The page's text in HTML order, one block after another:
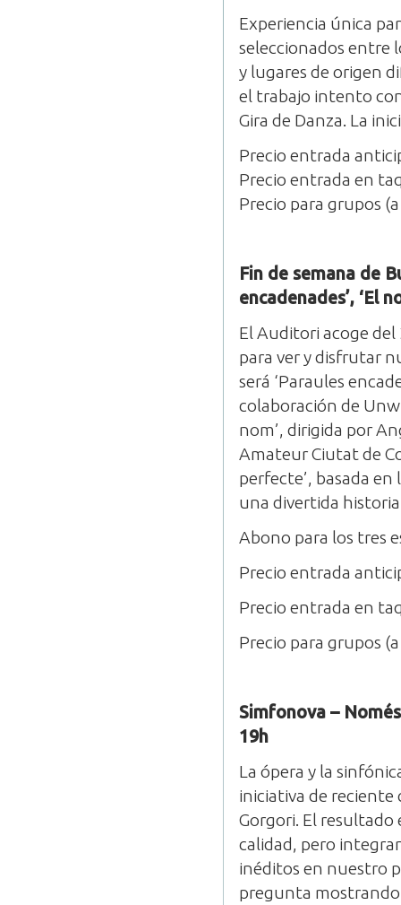
Experiencia única
seleccionados entre
y lugares de origen
el trabajo intento
Gira de Danza. La
Precio entrada
Precio entrada en
Precio para grupos
Fin de semana de
encadenades’, ‘El
El Auditori acoge
para ver y disfrutar
será ‘Paraules
colaboración de
nom’, dirigida por
Amateur Ciutat de
perfecte’, basada en
una divertida
Abono para los tres
Precio entrada
Precio entrada en
Precio para grupos
Simfonova –
19h
La ópera y la
iniciativa de reciente
Gorgori. El resultado
calidad, pero
inéditos en nuestro
pregunta mostrando